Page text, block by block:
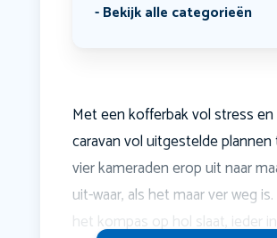
Bekijk alle categorieën
Met een kofferbak vol stress
caravan vol uitgestelde
vier kameraden erop uit naar
uit-waar, als het maar ver weg
het kompas op hol slaat, ieder